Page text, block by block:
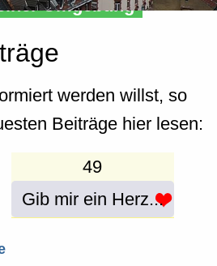
Umgebung
werden willst, so
Beiträge hier lesen:
49
Gib mir ein Herz...